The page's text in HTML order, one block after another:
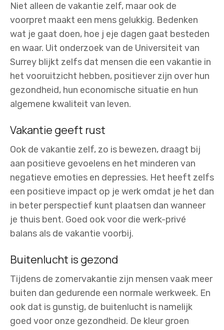
Niet alleen de vakantie zelf, maar ook de
voorpret maakt een mens gelukkig. Bedenken
wat je gaat doen, hoe j eje dagen gaat besteden
en waar. Uit onderzoek van de Universiteit van
Surrey blijkt zelfs dat mensen die een vakantie in
het vooruitzicht hebben, positiever zijn over hun
gezondheid, hun economische situatie en hun
algemene kwaliteit van leven.
Vakantie geeft rust
Ook de vakantie zelf, zo is bewezen, draagt bij
aan positieve gevoelens en het minderen van
negatieve emoties en depressies. Het heeft zelfs
een positieve impact op je werk omdat je het dan
in beter perspectief kunt plaatsen dan wanneer
je thuis bent. Goed ook voor die werk-privé
balans als de vakantie voorbij.
Buitenlucht is gezond
Tijdens de zomervakantie zijn mensen vaak meer
buiten dan gedurende een normale werkweek. En
ook dat is gunstig, de buitenlucht is namelijk
goed voor onze gezondheid. De kleur groen